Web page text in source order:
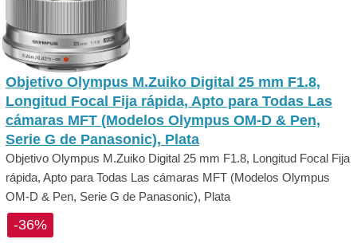
Objetivo Olympus M.Zuiko Digital 25 mm F1.8,
Longitud Focal Fija rápida, Apto para Todas Las
cámaras MFT (Modelos Olympus OM-D & Pen,
Serie G de Panasonic), Plata
Objetivo Olympus M.Zuiko Digital 25 mm F1.8, Longitud Focal Fija
rápida, Apto para Todas Las cámaras MFT (Modelos Olympus
OM-D & Pen, Serie G de Panasonic), Plata
-36%